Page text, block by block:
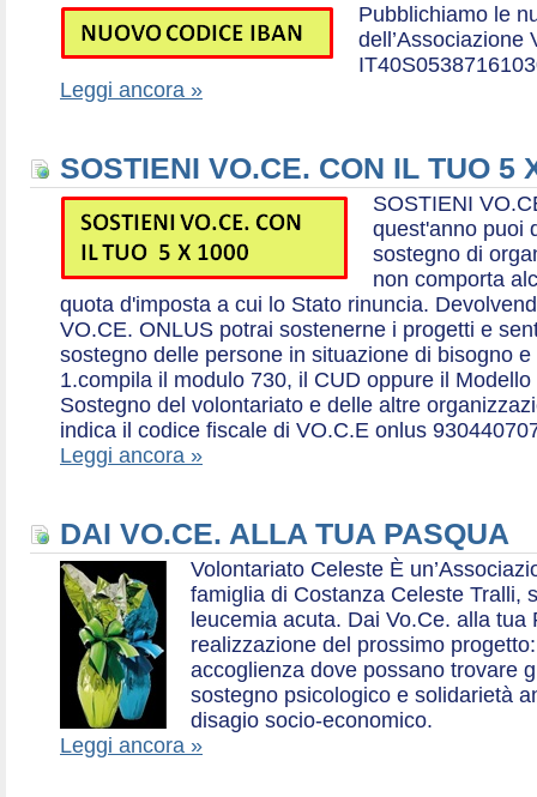
Pubblichiamo le
dell’Associazione
Leggi ancora »
SOSTIENI VO.CE. CON IL TUO 5
SOSTIENI
quest'anno puoi
sostegno di
non comporta
quota d'imposta a cui lo Stato rinuncia.
VO.CE. ONLUS potrai sostenerne i progetti e
sostegno delle persone in situazione di bisogno
1.compila il modulo 730, il CUD oppure il
Sostegno del volontariato e delle altre
indica il codice fiscale di VO.C.E onlus
Leggi ancora »
DAI VO.CE. ALLA TUA PASQUA
Volontariato Celeste È
famiglia di Costanza Celeste Tralli,
leucemia acuta. Dai Vo.Ce. alla tua
realizzazione del prossimo
accoglienza dove possano trovare
sostegno psicologico e solidarietà
disagio socio-economico.
Leggi ancora »